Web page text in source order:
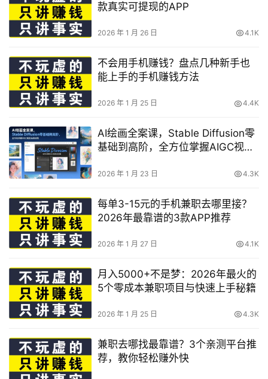
款真实可提现的APP
2026 年 1 月 26 日 4.1K
不会用手机赚钱？盘点几种新手也
能上手的手机赚钱方法
2026 年 1 月 25 日 4.4K
AI绘画全案课，Stable Diffusion零
基础到高阶，全方位掌握AIGC视觉
2026 年 1 月 23 日 4.3K
每单3-15元的手机兼职去哪里接？
2026年最靠谱的3款APP推荐
2026 年 1 月 27 日 4.1K
月入5000+不是梦：2026年最火的
5个零成本兼职项目与快速上手秘籍
2026 年 1 月 25 日 4.3K
兼职去哪找最靠谱？3个亲测平台推
荐，教你轻松赚外快